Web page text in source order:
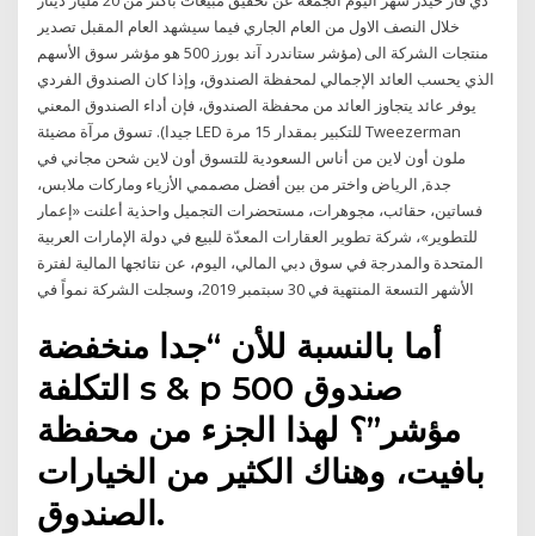
خلال النصف الاول من العام الجاري فيما سيشهد العام المقبل تصدير
منتجات الشركة الى (مؤشر ستاندرد آند بورز 500 هو مؤشر سوق الأسهم
الذي يحسب العائد الإجمالي لمحفظة الصندوق، وإذا كان الصندوق الفردي
يوفر عائد يتجاوز العائد من محفظة الصندوق، فإن أداء الصندوق المعني
جيدا). تسوق مرآة مضيئة LED للتكبير بمقدار 15 مرة Tweezerman
ملون أون لاين من أناس السعودية للتسوق أون لاين شحن مجاني في
جدة, الرياض واختر من بين أفضل مصممي الأزياء وماركات ملابس،
فساتين، حقائب، مجوهرات، مستحضرات التجميل واحذية أعلنت «إعمار
للتطوير»، شركة تطوير العقارات المعدّة للبيع في دولة الإمارات العربية
المتحدة والمدرجة في سوق دبي المالي، اليوم، عن نتائجها المالية لفترة
الأشهر التسعة المنتهية في 30 سبتمبر 2019، وسجلت الشركة نمواً في
أما بالنسبة للأن “جدا منخفضة
التكلفة s & p 500 صندوق
مؤشر”؟ لهذا الجزء من محفظة
بافيت، وهناك الكثير من الخيارات
الصندوق.